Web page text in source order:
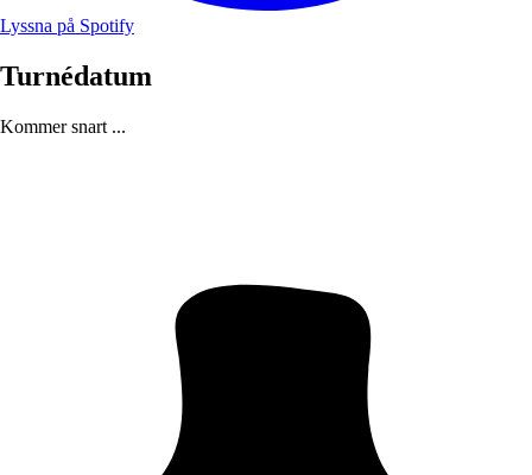
Lyssna på Spotify
Turnédatum
Kommer snart ...